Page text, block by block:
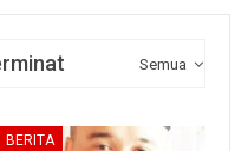
Semua
BERITA